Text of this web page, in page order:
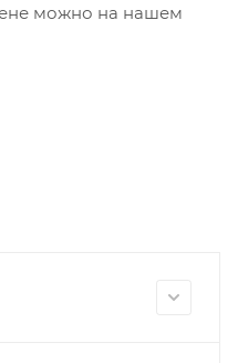
можно на нашем